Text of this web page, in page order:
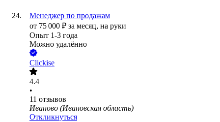
Менеджер по продажам
от 75 000 ₽ за месяц, на руки
Опыт 1-3 года
Можно удалённо
Clickise
4.4
•
11 отзывов
Иваново (Ивановская область)
Откликнуться